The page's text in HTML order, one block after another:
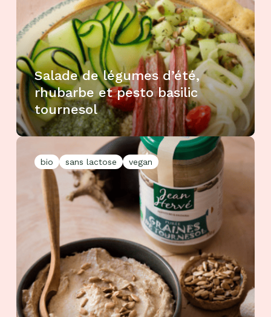
Salade de légumes d’été,
rhubarbe et pesto basilic
tournesol
bio sans lactose vegan